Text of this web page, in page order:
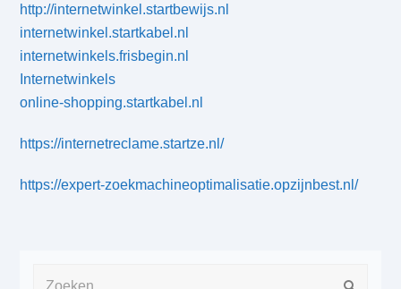
http://internetwinkel.startbewijs.nl
internetwinkel.startkabel.nl
internetwinkels.frisbegin.nl
Internetwinkels
online-shopping.startkabel.nl
https://internetreclame.startze.nl/
https://expert-zoekmachineoptimalisatie.opzijnbest.nl/